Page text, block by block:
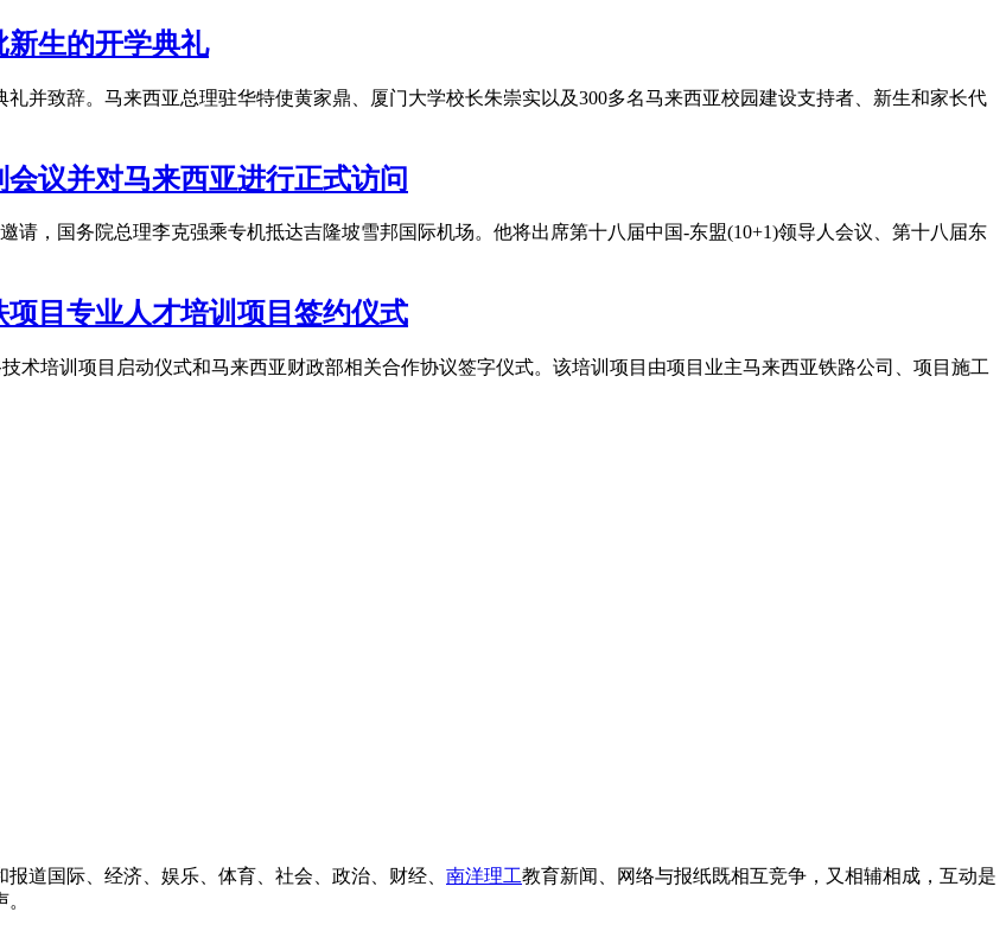
生的开学典礼
并致辞。马来西亚总理驻华特使黄家鼎、厦门大学校长朱崇实以及300多名马来西亚校园建设支持者、新生和家长代
议并对马来西亚进行正式访问
请，国务院总理李克强乘专机抵达吉隆坡雪邦国际机场。他将出席第十八届中国-东盟(10+1)领导人会议、第十八届东
目专业人才培训项目签约仪式
术培训项目启动仪式和马来西亚财政部相关合作协议签字仪式。该培训项目由项目业主马来西亚铁路公司、项目施工
道国际、经济、娱乐、体育、社会、政治、财经、 南洋理工教育新闻、网络与报纸既相互竞争，又相辅相成，互动是